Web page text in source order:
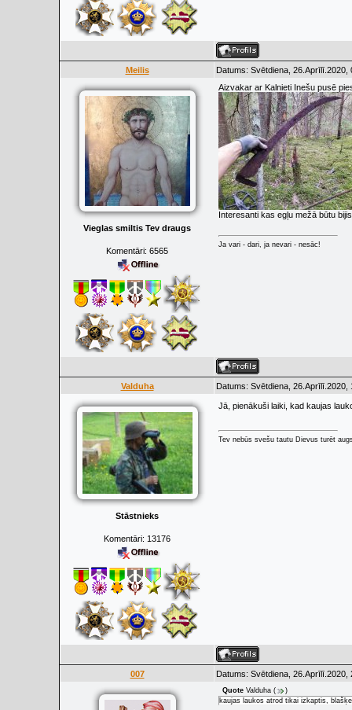
Meilis Datums: Svētdiena,
Vieglas smiltis Tev draugs
Komentāri: 6565
Aizvakar ar Kalnieti Inešu pusē
Interesanti kas egļu mežā būtu
Ja vari - dari, ja nevari - nesāc!
Valduha Datums: Svētdiena, 26.Aprīlī.2020,
Stāstnieks
Komentāri: 13176
Jā, pienākuši laiki, kad kaujas
Tev nebūs svešu tautu Dievus turēt
007 Datums: Svētdiena,
Quote Valduha (
)
kaujas laukos atrod tikai izkaptis,